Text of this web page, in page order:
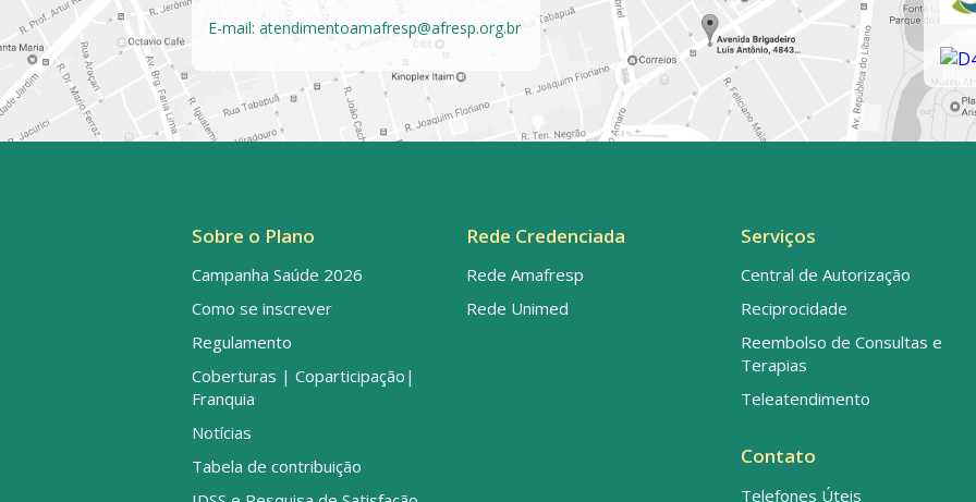
E-mail: atendimentoamafresp@afresp.org.br
Sobre o Plano
Campanha Saúde 2026
Como se inscrever
Regulamento
Coberturas | Coparticipação|
Franquia
Notícias
Tabela de contribuição
Rede Credenciada
Rede Amafresp
Rede Unimed
Serviços
Central de Autorização
Reciprocidade
Reembolso de Consultas e
Terapias
Teleatendimento
Contato
Telefones Úteis